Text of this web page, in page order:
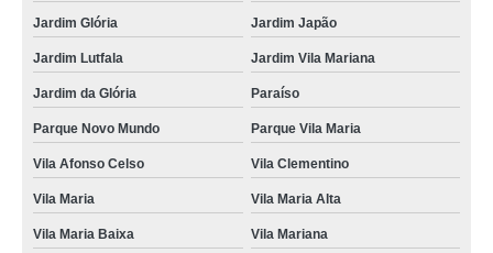
Jardim Glória Jardim Japão
Jardim Lutfala Jardim Vila Mariana
Jardim da Glória Paraíso
Parque Novo Mundo Parque Vila Maria
Vila Afonso Celso Vila Clementino
Vila Maria Vila Maria Alta
Vila Maria Baixa
Vila Mariana